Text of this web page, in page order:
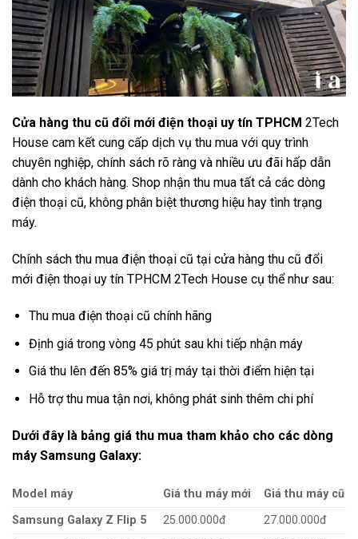
Cửa hàng thu cũ đổi mới điện thoại uy tín TPHCM 2Tech
House cam kết cung cấp dịch vụ thu mua với quy trình
chuyên nghiệp, chính sách rõ ràng và nhiều ưu đãi hấp dẫn
dành cho khách hàng. Shop nhận thu mua tất cả các dòng
điện thoại cũ, không phân biệt thương hiệu hay tình trạng
máy.
Chính sách thu mua điện thoại cũ tại cửa hàng thu cũ đổi
mới điện thoại uy tín TPHCM 2Tech House cụ thể như sau:
Thu mua điện thoại cũ chính hãng
Định giá trong vòng 45 phút sau khi tiếp nhận máy
Giá thu lên đến 85% giá trị máy tại thời điểm hiện tại
Hỗ trợ thu mua tận nơi, không phát sinh thêm chi phí
Dưới đây là bảng giá thu mua tham khảo cho các dòng
máy Samsung Galaxy:
Model máy Giá thu máy mới
Giá thu máy cũ
Samsung Galaxy Z Flip 5
25.000.000đ
27.000.000đ